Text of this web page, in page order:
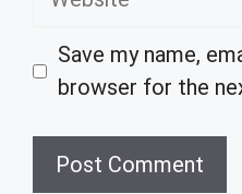
Save my name,
browser for the